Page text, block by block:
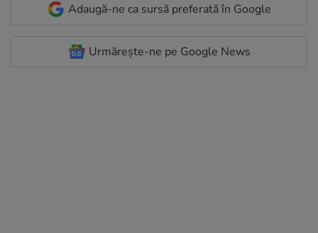
Adaugă-ne ca sursă preferată în Google
Urmărește-ne pe Google News